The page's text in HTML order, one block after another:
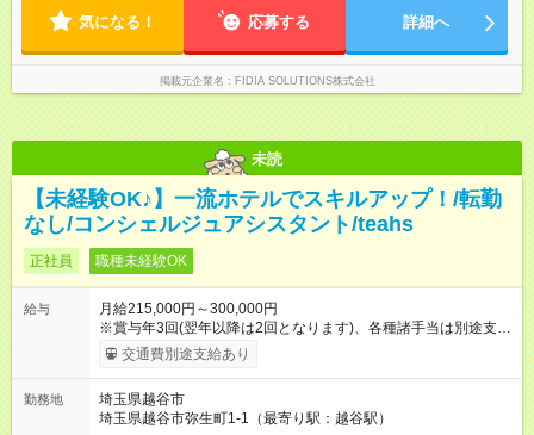
気になる！ 応募する 詳細へ
掲載元企業名 FIDIA SOLUTIONS株式会社
未読
【未経験OK♪】一流ホテルでスキルアップ！/転勤
なし/コンシェルジュアシスタント/teahs
正社員 職種未経験OK
給与
月給215,000円～300,000円
※賞与年3回(翌年以降は2回となります)、各種諸手当は別途支
給！ ※能力・スキルを考慮し、ご相談の上で決定します。 【試
用期間】試用期間なし
交通費別途支給あり
勤務地
埼玉県越谷市
埼玉県越谷市弥生町1-1（最寄り駅：越谷駅）